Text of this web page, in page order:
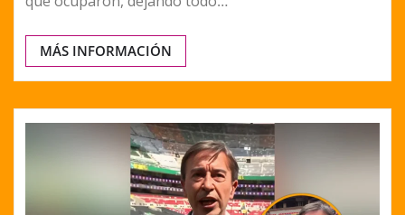
MÁS INFORMACIÓN